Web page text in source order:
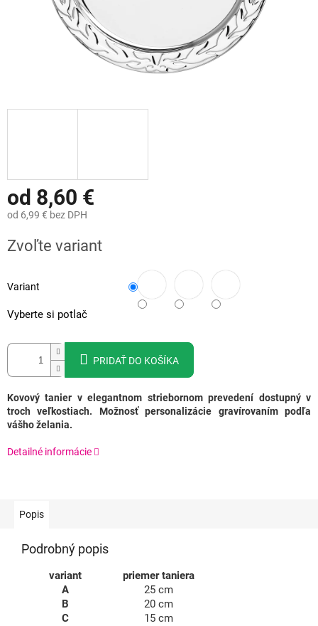
od 8,60 €
od 6,99 € bez DPH
cena:
Zvoľte variant
Variant
Vyberte si potlač
PRIDAŤ DO KOŠÍKA
Kovový tanier v elegantnom striebornom prevedení dostupný v
troch veľkostiach. Možnosť personalizácie gravírovaním podľa
vášho želania.
Detailné informácie
Popis
Podrobný popis
variant
priemer taniera
A
25 cm
B
20 cm
C
15 cm